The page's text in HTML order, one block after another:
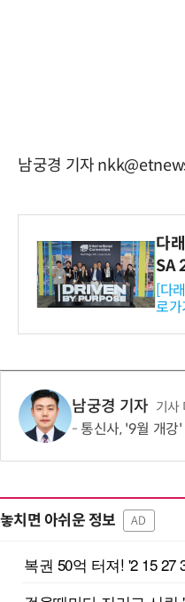
남궁경 기자
다
SA
와
-바
보
[다
로가
남궁경 기자 기사
통신사, '9월 개강' 앞두고
놓치면 아쉬운 정보 AD